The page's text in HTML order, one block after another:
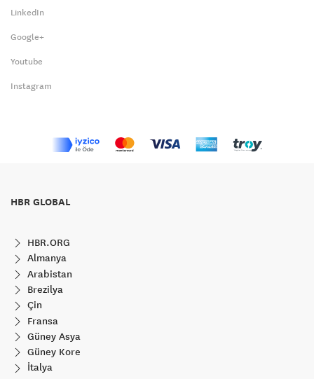
LinkedIn
Google+
Youtube
Instagram
HBR GLOBAL
HBR.ORG
Almanya
Arabistan
Brezilya
Çin
Fransa
Güney Asya
Güney Kore
İtalya